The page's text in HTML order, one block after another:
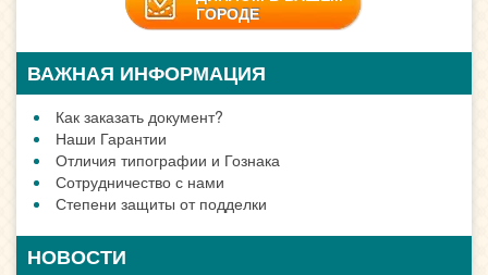
ГОРОДЕ
ВАЖНАЯ ИНФОРМАЦИЯ
Как заказать документ?
Наши Гарантии
Отличия типографии и Гознака
Сотрудничество с нами
Степени защиты от подделки
НОВОСТИ